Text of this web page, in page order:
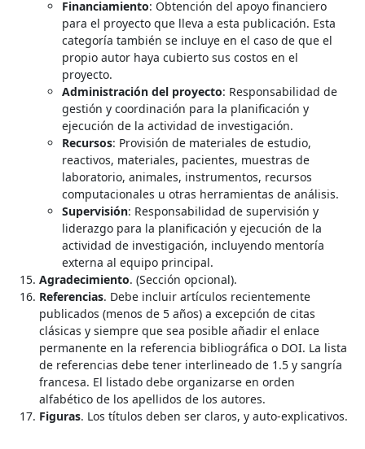
Financiamiento: Obtención del apoyo financiero
para el proyecto que lleva a esta publicación. Esta
categoría también se incluye en el caso de que el
propio autor haya cubierto sus costos en el
proyecto.
Administración del proyecto: Responsabilidad de
gestión y coordinación para la planificación y
ejecución de la actividad de investigación.
Recursos: Provisión de materiales de estudio,
reactivos, materiales, pacientes, muestras de
laboratorio, animales, instrumentos, recursos
computacionales u otras herramientas de análisis.
Supervisión: Responsabilidad de supervisión y
liderazgo para la planificación y ejecución de la
actividad de investigación, incluyendo mentoría
externa al equipo principal.
Agradecimiento. (Sección opcional).
Referencias. Debe incluir artículos recientemente
publicados (menos de 5 años) a excepción de citas
clásicas y siempre que sea posible añadir el enlace
permanente en la referencia bibliográfica o DOI. La lista
de referencias debe tener interlineado de 1.5 y sangría
francesa. El listado debe organizarse en orden
alfabético de los apellidos de los autores.
Figuras. Los títulos deben ser claros, y auto-explicativos.